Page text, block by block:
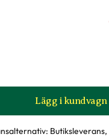
Lägg i kundvagn